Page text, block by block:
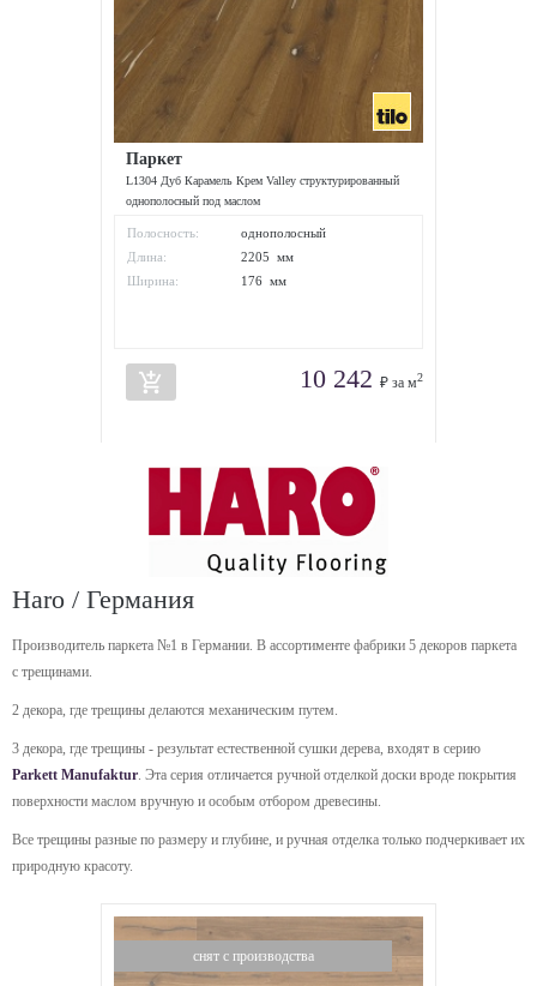
Паркет
L1304 Дуб Карамель Крем Valley структурированный
однополосный под маслом
Полосность:
однополосный
Длина:
2205 мм
Ширина:
176 мм
add_shopping_cart 10 242 ₽ за м2
Haro / Германия
Производитель паркета №1 в Германии. В ассортименте фабрики 5 декоров паркета
с трещинами.
2 декора, где трещины делаются механическим путем.
3 декора, где трещины - результат естественной сушки дерева, входят в серию
Parkett Manufaktur. Эта серия отличается ручной отделкой доски вроде покрытия
поверхности маслом вручную и особым отбором древесины.
Все трещины разные по размеру и глубине, и ручная отделка только подчеркивает их
природную красоту.
снят с производства